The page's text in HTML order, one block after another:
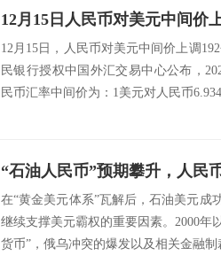
12月15日人民币对美元中间价
12月15日，人民币对美元中间价上调
民银行授权中国外汇交易中心公布，
民币汇率中间价为：1美元对人民币
“石油人民币”预期攀升，人民
在“黄金美元体系”瓦解后，石油美元成
继续支撑美元霸权的重要因素。2000年
货币”，俄乌冲突的爆发以及相关金融